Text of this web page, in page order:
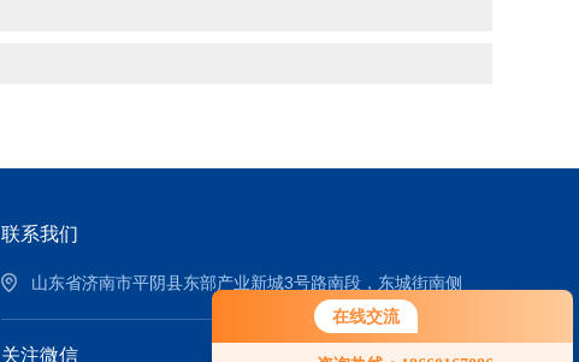
在线交流
联系我们
山东省济南市平阴县东部产业新城3号路南段，东城街南侧
关注微信